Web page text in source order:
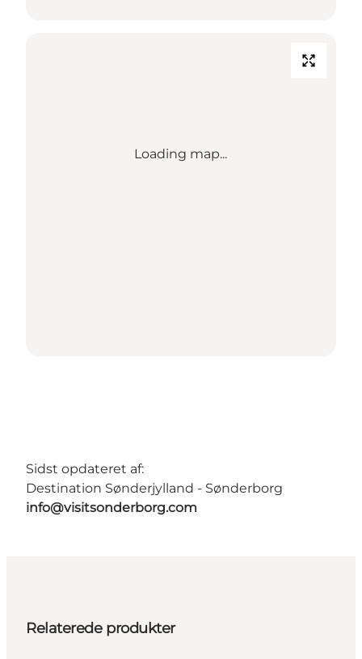
Loading map...
Sidst opdateret af:
Destination Sønderjylland - Sønderborg
info@visitsonderborg.com
Relaterede produkter